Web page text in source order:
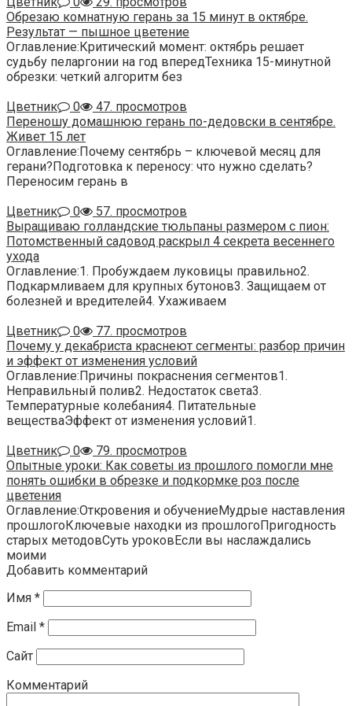
Обрезаю комнатную герань за 15 минут в октябре.
Результат — пышное цветение
Оглавление:Критический момент: октябрь решает
судьбу пеларгонии на год впередТехника 15-минутной
обрезки: четкий алгоритм без
Цветник
0
47. просмотров
Переношу домашнюю герань по-дедовски в сентябре.
Живет 15 лет
Оглавление:Почему сентябрь – ключевой месяц для
герани?Подготовка к переносу: что нужно сделать?
Переносим герань в
Цветник
0
57. просмотров
Выращиваю голландские тюльпаны размером с пион:
Потомственный садовод раскрыл 4 секрета весеннего
ухода
Оглавление:1. Пробуждаем луковицы правильно2.
Подкармливаем для крупных бутонов3. Защищаем от
болезней и вредителей4. Ухаживаем
Цветник
0
77. просмотров
Почему у декабриста краснеют сегменты: разбор причин
и эффект от изменения условий
Оглавление:Причины покраснения сегментов1.
Неправильный полив2. Недостаток света3.
Температурные колебания4. Питательные
веществаЭффект от изменения условий1.
Цветник
0
79. просмотров
Опытные уроки: Как советы из прошлого помогли мне
понять ошибки в обрезке и подкормке роз после
цветения
Оглавление:Откровения и обучениеМудрые наставления
прошлогоКлючевые находки из прошлогоПригодность
старых методовСуть уроковЕсли вы наслаждались
моими
Добавить комментарий
Имя *
Email *
Сайт
Комментарий